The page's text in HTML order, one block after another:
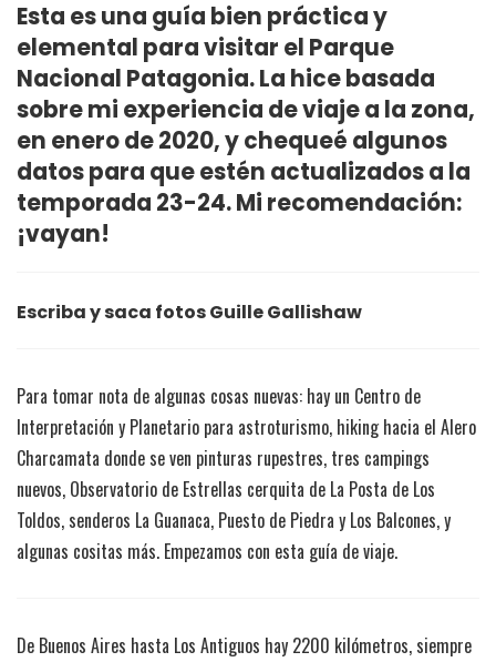
Esta es una guía bien práctica y
elemental para visitar el Parque
Nacional Patagonia. La hice basada
sobre mi experiencia de viaje a la zona,
en enero de 2020, y chequeé algunos
datos para que estén actualizados a la
temporada 23-24. Mi recomendación:
¡vayan!
Escriba y saca fotos Guille Gallishaw
Para tomar nota de algunas cosas nuevas: hay un Centro de
Interpretación y Planetario para astroturismo, hiking hacia el Alero
Charcamata donde se ven pinturas rupestres, tres campings
nuevos, Observatorio de Estrellas cerquita de La Posta de Los
Toldos, senderos La Guanaca, Puesto de Piedra y Los Balcones, y
algunas cositas más. Empezamos con esta guía de viaje.
De Buenos Aires hasta Los Antiguos hay 2200 kilómetros, siempre